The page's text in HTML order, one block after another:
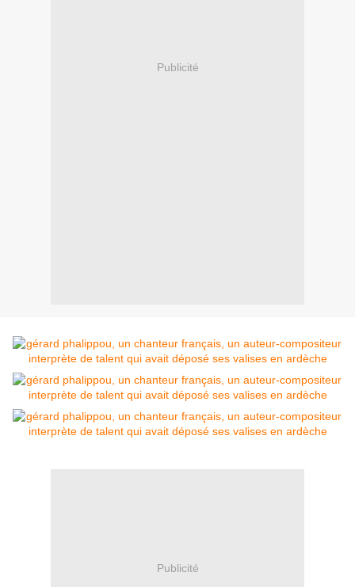
Publicité
Publicité